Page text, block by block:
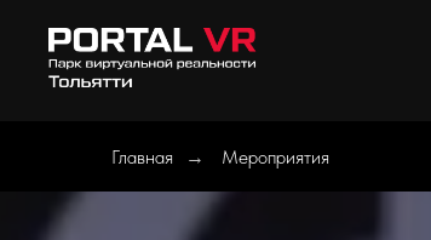
Главная → Мероприятия